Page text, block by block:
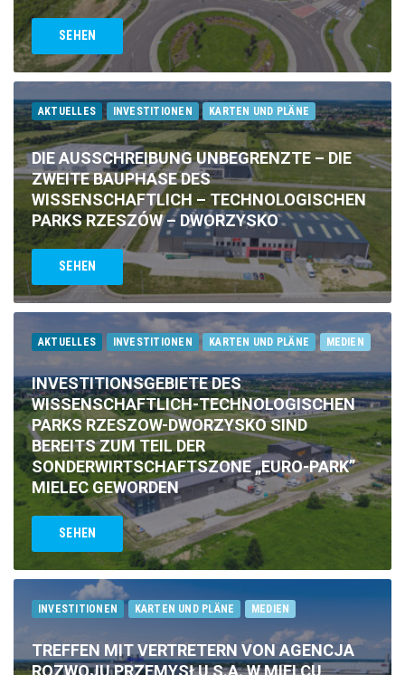
SEHEN
AKTUELLES INVESTITIONEN KARTEN UND PLÄNE
DIE AUSSCHREIBUNG UNBEGRENZTE – DIE
ZWEITE BAUPHASE DES
WISSENSCHAFTLICH – TECHNOLOGISCHEN
PARKS RZESZÓW – DWORZYSKO
SEHEN
AKTUELLES INVESTITIONEN KARTEN UND PLÄNE MEDIEN
INVESTITIONSGEBIETE DES
WISSENSCHAFTLICH-TECHNOLOGISCHEN
PARKS RZESZOW-DWORZYSKO SIND
BEREITS ZUM TEIL DER
SONDERWIRTSCHAFTSZONE „EURO-PARK”
MIELEC GEWORDEN
SEHEN
INVESTITIONEN KARTEN UND PLÄNE MEDIEN
TREFFEN MIT VERTRETERN VON AGENCJA
ROZWOJU PRZEMYSŁU S.A. W MIELCU